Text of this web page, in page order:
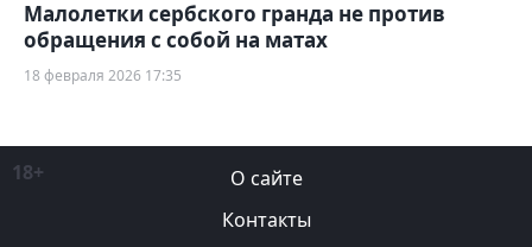
Малолетки сербского гранда не против
обращения с собой на матах
18 февраля 2026 17:35
18+
О сайте
Контакты